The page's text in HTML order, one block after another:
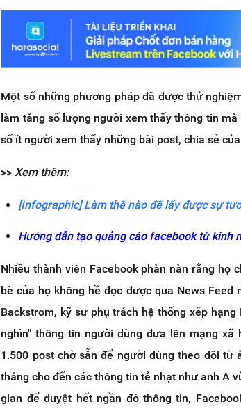
Một số những phương pháp đã được thử
làm tăng số lượng người xem thấy thông tin
số ít người xem thấy những bài post, chia sẻ
>> Xem thêm:
[Infographic] Làm thế nào để lấy được sự
Hướng dẫn tạo quảng cáo facebook từ kinh
Nhiều thành viên Facebook phàn nàn rằng họ
bè của họ không hề đọc được qua News
Backstrom, kỹ sư phụ trách hệ thống xếp
nghìn" thông tin người dùng đưa lên mạng xã
1.500 post chờ sẵn để người dùng theo dõi
tháng cho đến các thông tin tẻ nhạt như anh A
gian để duyệt hết ngần đó thông tin,